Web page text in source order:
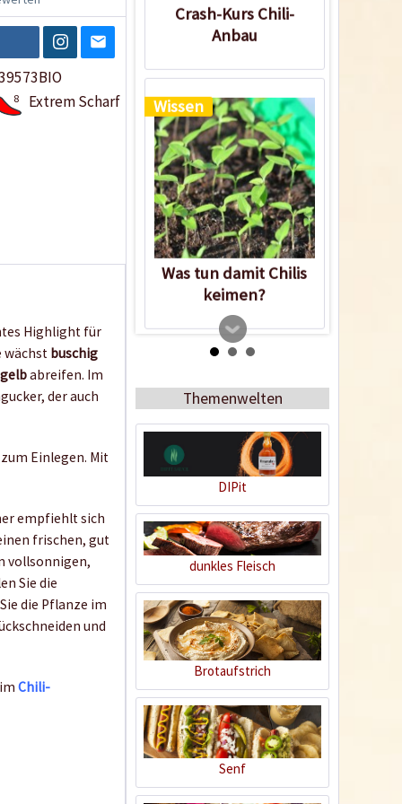
8 Extrem Scharf
Highlight für
wächst buschig
abreifen. Im
der auch
Einlegen. Mit
empfiehlt sich
frischen, gut
vollsonnigen,
Sie die
die Pflanze im
und
Chili-
Crash-Kurs Chili-
Anbau
Wissen
Was tun damit Chilis
keimen?
BIO Chili-Dünger
10,99 € *
Jetzt bestellen
Themenwelten
DIPit
dunkles Fleisch
Brotaufstrich
Senf